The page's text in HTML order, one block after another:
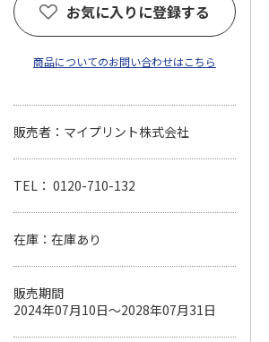
お気に入りに登録する
商品についてのお問い合わせはこちら
販売者：マイプリント株式会社
TEL： 0120-710-132
在庫：在庫あり
販売期間
2024年07月10日～2028年07月31日